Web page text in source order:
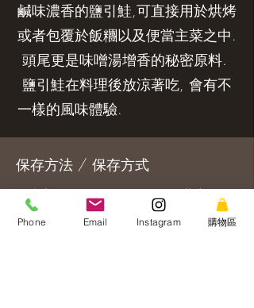
鹹味濃香的鹽引鮭,可直接用於烘烤
或者包覆於飯糰以及便當主菜之中.
頭尾更是味噌湯增香的秘密原料.
鹽引鮭在料理後放涼著吃, 會有不
一樣的風味體驗.
保存方法 / 保存方式
冷凍庫にて約６か月～１年、冷蔵庫にて
解凍後３～４日でお召し上がりくださ
Phone Email Instagram 購物區